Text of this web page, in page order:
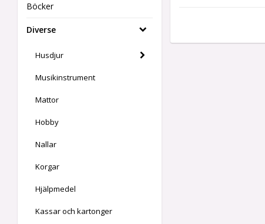
Böcker
Diverse
Husdjur
Musikinstrument
Mattor
Hobby
Nallar
Korgar
Hjälpmedel
Kassar och kartonger